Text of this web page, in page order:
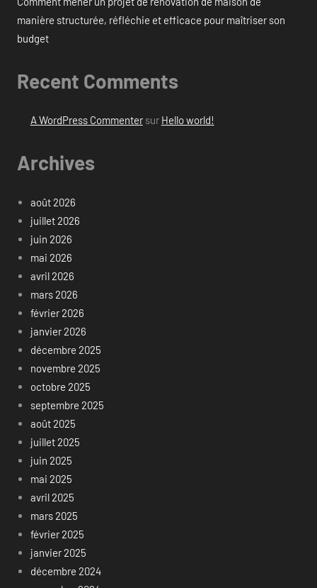
manière structurée, réfléchie et efficace pour maîtriser son
budget
Recent Comments
A WordPress Commentersur Hello world!
Archives
août 2026
juillet 2026
juin 2026
mai 2026
avril 2026
mars 2026
février 2026
janvier 2026
décembre 2025
novembre 2025
octobre 2025
septembre 2025
août 2025
juillet 2025
juin 2025
mai 2025
avril 2025
mars 2025
février 2025
janvier 2025
décembre 2024